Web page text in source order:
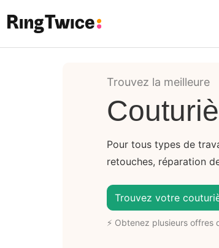
Trouvez la meilleure
Pour tous types de
retouches, réparation
Trouvez votre
⚡ Obtenez plusieurs offres